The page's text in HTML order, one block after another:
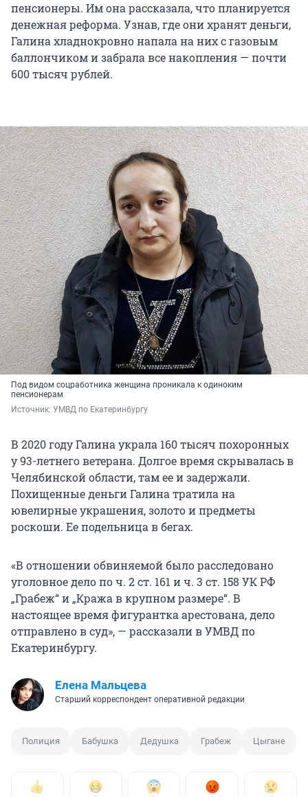
пенсионеры. Им она рассказала, что планируется
денежная реформа. Узнав, где они хранят деньги,
Галина хладнокровно напала на них с газовым
баллончиком и забрала все накопления — почти
600 тысяч рублей.
Под видом соцработника женщина проникала к одиноким
пенсионерам
Источник: УМВД по Екатеринбургу
В 2020 году Галина украла 160 тысяч похоронных
у 93-летнего ветерана. Долгое время скрывалась в
Челябинской области, там ее и задержали.
Похищенные деньги Галина тратила на
ювелирные украшения, золото и предметы
роскоши. Ее подельница в бегах.
«В отношении обвиняемой было расследовано
уголовное дело по ч. 2 ст. 161 и ч. 3 ст. 158 УК РФ
„Грабеж“ и „Кража в крупном размере“. В
настоящее время фигурантка арестована, дело
отправлено в суд», — рассказали в УМВД по
Екатеринбургу.
Елена Мальцева
Старший корреспондент оперативной редакции
Полиция Бабушка Дедушка Грабеж Цыгане